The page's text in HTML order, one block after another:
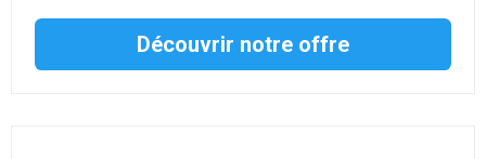
Découvrir notre offre